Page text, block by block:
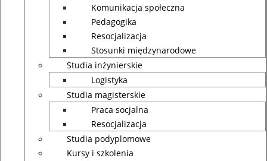
Komunikacja społeczna
Pedagogika
Resocjalizacja
Stosunki międzynarodowe
Studia inżynierskie
Logistyka
Studia magisterskie
Praca socjalna
Resocjalizacja
Studia podyplomowe
Kursy i szkolenia